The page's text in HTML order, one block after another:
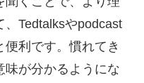
Tedtalksやpodcast
利です。慣れてき
味が分かるようにな